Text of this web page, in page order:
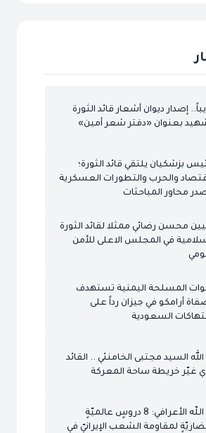
إصدار ديوان أشعار قائد الثورة
بعنوان «دفتر شعر أمين»
بزشكيان يلتقي قائد الثورة؛
والحرب والتطورات العسكرية
محاور المباحثات
محسن رضائي ممثلا لقائد الثورة
في المجلس الاعلى للأمن
المسلحة اليمنية تستهدف
أرامكو في جيزان رداً على
السعودية
الله السيد مجتبى الخامنئي .. القائد
غيّر خريطة ساحة المعركة
آية اللّه الأعرافي: 8 دروسٍ عالميّةٍ
لمقاومة الشعب الإيرانيّ في